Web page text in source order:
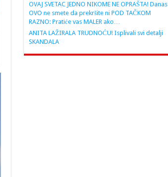
OVAJ SVETAC JEDNO NIKOME NE OPRAŠTA! Danas
OVO ne smete da prekršite ni POD TAČKOM
RAZNO: Pratiće vas MALER ako…
ANITA LAŽIRALA TRUDNOĆU! Isplivali svi detalji
SKANDALA